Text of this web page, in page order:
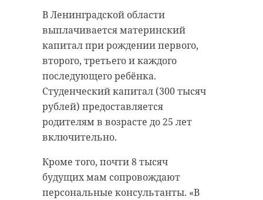
В Ленинградской области
выплачивается материнский
капитал при рождении первого,
второго, третьего и каждого
последующего ребёнка.
Студенческий капитал (300 тысяч
рублей) предоставляется
родителям в возрасте до 25 лет
включительно.
Кроме того, почти 8 тысяч
будущих мам сопровождают
персональные консультанты. «В
Поделиться статьей:
РЕКОМЕНДУЕМ